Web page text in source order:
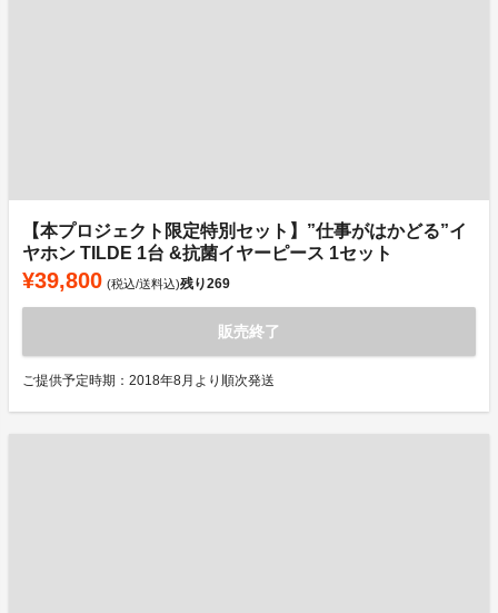
【本プロジェクト限定特別セット】”仕事がはかどる”イ
ヤホン TILDE 1台 &抗菌イヤーピース 1セット
¥39,800 (税込/送料込)残り269
販売終了
ご提供予定時期：2018年8月より順次発送